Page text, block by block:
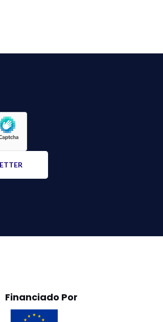
Financiado Por